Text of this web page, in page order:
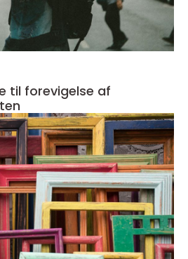
til forevigelse af